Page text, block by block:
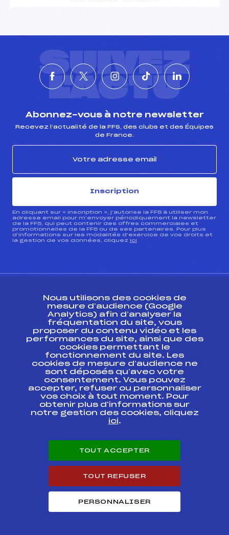
SUIVEZ
L'ACTU
Abonnez-vous à notre newsletter
Recevez l’actualité de la FFS, des clubs et des Équipes
de France.
Inscription
En cliquant sur « inscription », j’autorise la FFS à utiliser mon
adresse email pour m’envoyer périodiquement la newsletter
de la FFS, qui peut contenir des offres commerciales et
promotionnelles de la FFS ou de ses partenaires. Pour plus
d’informations sur les modalités d’exercice de vos droits et
la gestion de vos données, cliquez ici
CONTACT
ESPACE PRESSE
Ressources
Pass’Neige
Projet sportif fédéral
Projet de performance fédéral
Antidopage
Pôle Développement, Formation, Suivi
Informatique et chronométrage
Carrières
Développement des habiletés mentales
Nous utilisons des cookies de
mesure d’audience (Google
Analytics) afin d’analyser la
fréquentation du site, vous
proposer du contenu vidéo et les
performances du site, ainsi que des
cookies permettant le
fonctionnement du site. Les
cookies de mesure d’audience ne
sont déposés qu’avec votre
consentement. Vous pouvez
accepter, refuser ou personnaliser
vos choix à tout moment. Pour
obtenir plus d'informations sur
notre gestion des cookies, cliquez
ici.
TOUT ACCEPTER
TOUT REFUSER
PERSONNALISER